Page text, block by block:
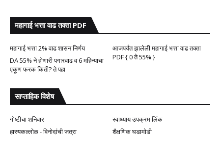
महागाई भत्ता वाढ तक्ता PDF
महागाई भत्ता 2% वाढ शासन निर्णय
आजपर्यंत झालेली महागाई भत्ता वाढ तक्ता
PDF { 0 ते 55% }
DA 55% ने होणारी पगारवाढ व 6 महिन्याचा
एकूण फरक किती? ते पहा
साप्ताहिक विशेष
गोष्टीचा शनिवार
स्वाध्याय उपक्रम लिंक
हास्यकल्लोळ - विनोदांची जत्रा
शैक्षणिक घडामोडी